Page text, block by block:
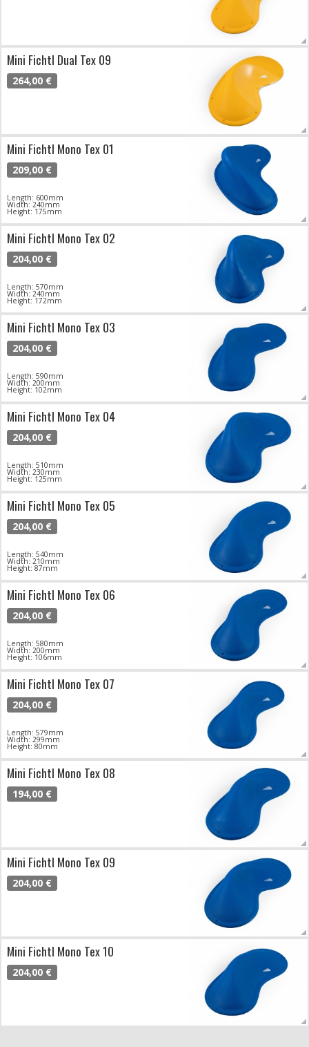
Mini Fichtl Dual Tex 09
264,00 €
Mini Fichtl Mono Tex 01
209,00 €
Length: 600mm
Width: 240mm
Height: 175mm
Mini Fichtl Mono Tex 02
204,00 €
Length: 570mm
Width: 240mm
Height: 172mm
Mini Fichtl Mono Tex 03
204,00 €
Length: 590mm
Width: 200mm
Height: 102mm
Mini Fichtl Mono Tex 04
204,00 €
Length: 510mm
Width: 230mm
Height: 125mm
Mini Fichtl Mono Tex 05
204,00 €
Length: 540mm
Width: 210mm
Height: 87mm
Mini Fichtl Mono Tex 06
204,00 €
Length: 580mm
Width: 200mm
Height: 106mm
Mini Fichtl Mono Tex 07
204,00 €
Length: 579mm
Width: 299mm
Height: 80mm
Mini Fichtl Mono Tex 08
194,00 €
Mini Fichtl Mono Tex 09
204,00 €
Mini Fichtl Mono Tex 10
204,00 €